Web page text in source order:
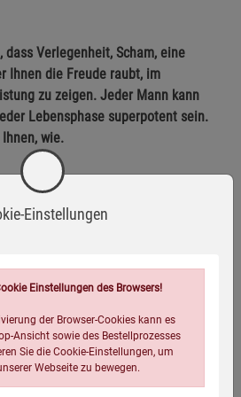
dass Verlegenheit, Scham, eine
Ihnen die Freude raubt, im
zu zeigen. Jeder Mann kann
Lebensphase superpotent sein.
wie.
Einstellungen
Einstellungen des Browsers!
der Browser-Cookies kann es
Ansicht sowie des Bestellprozesses
Sie die Cookie-Einstellungen, um
Webseite zu bewegen.